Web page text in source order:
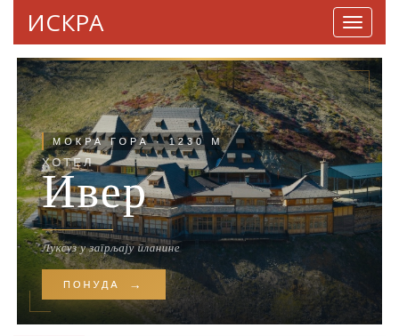
ИСКРА